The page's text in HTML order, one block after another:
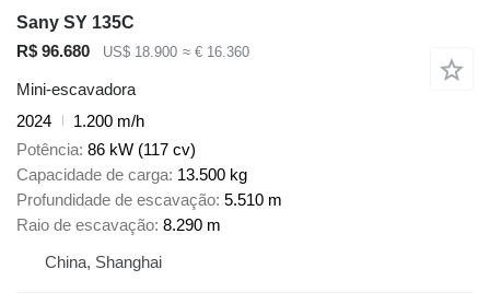
Sany SY 135C
R$ 96.680
US$ 18.900 ≈ € 16.360
Mini-escavadora
2024
1.200 m/h
Potência 86 kW (117 cv)
Capacidade de carga 13.500 kg
Profundidade de escavação 5.510 m
Raio de escavação 8.290 m
China, Shanghai